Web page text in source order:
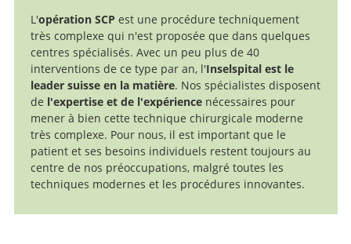
L'opération SCP est une procédure techniquement
très complexe qui n'est proposée que dans quelques
centres spécialisés. Avec un peu plus de 40
interventions de ce type par an, l'Inselspital est le
leader suisseen la matière. Nos spécialistes disposent
de l'expertise et de l'expériencenécessaires pour
mener à bien cette technique chirurgicale moderne
très complexe. Pour nous, il est important que le
patient et ses besoins individuels restent toujours au
centre de nos préoccupations, malgré toutes les
techniques modernes et les procédures innovantes.